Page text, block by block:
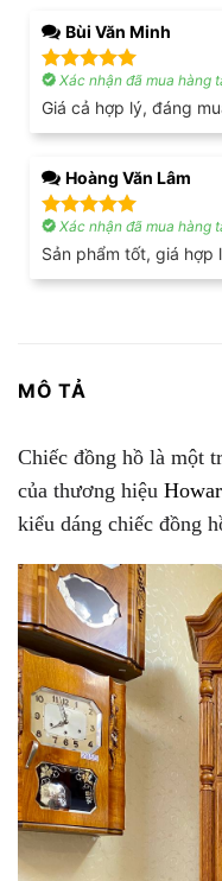
Bùi Văn Minh
Được xếp
hạng55
Xác nhận đã mua hàng
Giá cả hợp lý, đáng
Hoàng Văn Lâm
Được xếp
hạng55
Xác nhận đã mua hàng
Sản phẩm tốt, giá hợp
MÔ TẢ
Chiếc đồng hồ là một
của thương hiệu
kiểu dáng chiếc đồng